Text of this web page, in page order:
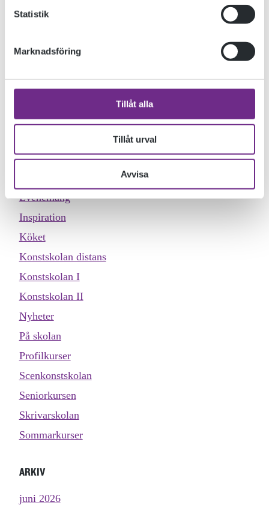
Statistik
Marknadsföring
Tillåt alla
Tillåt urval
Avvisa
Konstskolan II i lokalradion
KATEGORIER
Allmän kurs
Dokumentärfilmskolan
Dokumentärfilmskolan distans
Evenemang
Inspiration
Köket
Konstskolan distans
Konstskolan I
Konstskolan II
Nyheter
På skolan
Profilkurser
Scenkonstskolan
Seniorkursen
Skrivarskolan
Sommarkurser
ARKIV
juni 2026